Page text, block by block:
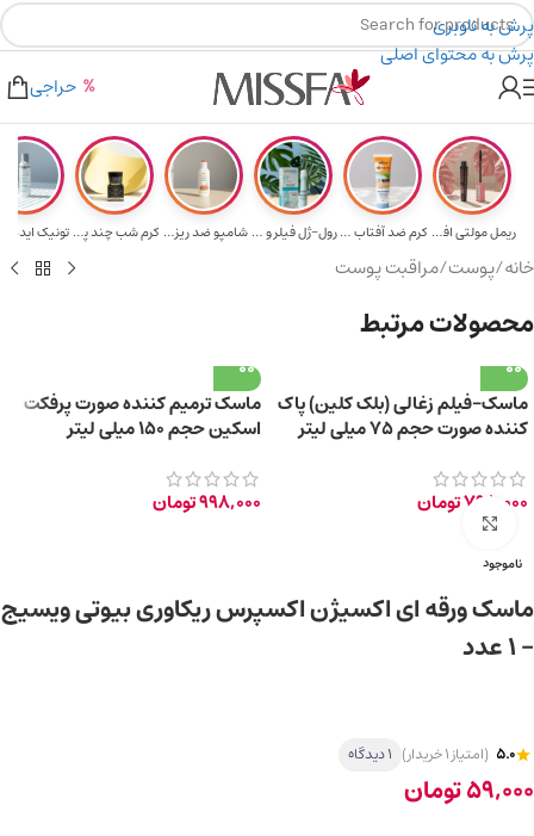
پرش به ناوبری
پرش به محتوای اصلی
۲٪ تخفیف روی سبد خرید برای روش کارت به کارت
هدیه برای خرید های بالای ۵ میلیون تومن
حراجی
ریمل مولتی افکت... کرم ضد آفتاب حا... رول-ژل فیلر و م... شامپو ضد ریزش و... کرم شب چند پپتی... تونیک ایده
خانه/پوست/مراقبت پوست
محصولات مرتبط
ماسک-فیلم زغالی (بلک کلین) پاک
کننده صورت حجم ۷۵ میلی لیتر
798,000تومان
ماسک ترمیم کننده صورت پرفکت
اسکین حجم ۱۵۰ میلی لیتر
998,000تومان
ناموجود
برای بزرگ‌نمایی کلیک کنید
ماسک ورقه ای اکسیژن اکسپرس ریکاوری بیوتی ویسیج
– ۱ عدد
5.0 (امتیاز 1 خریدار) 1 دیدگاه
59,000تومان